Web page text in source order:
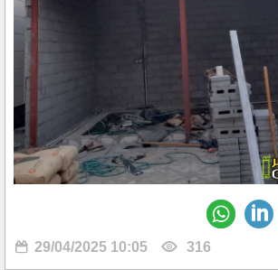
29/04/2025 10:05 316